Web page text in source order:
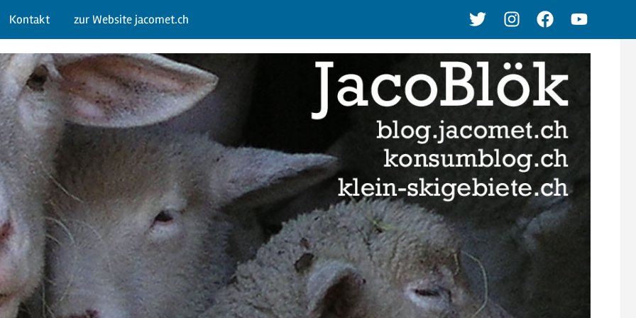
TwitterInstagramFacebookYoutube
Kontakt zur Website jacomet.ch